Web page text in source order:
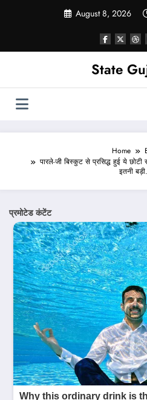
August 8, 2026
State
Home
पारले-जी बिस्कुट से प्रसिद्ध हुई ये
इतनी